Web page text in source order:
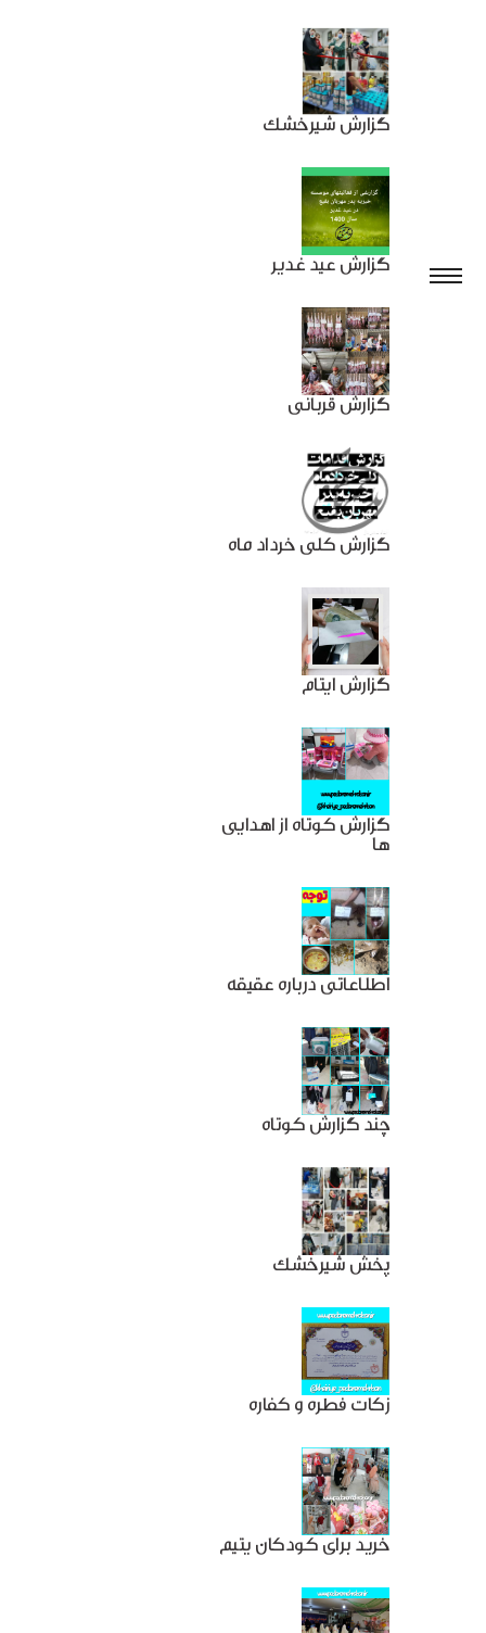
گزارش شیرخشک
گزارش عید غدیر
گزارش قربانی
گزارش کلی خرداد ماه
گزارش ایتام
گزارش کوتاه از اهدایی
ها
اطلاعاتی درباره عقیقه
چند گزارش کوتاه
پخش شیرخشک
زکات فطره و کفاره
خرید برای کودکان یتیم